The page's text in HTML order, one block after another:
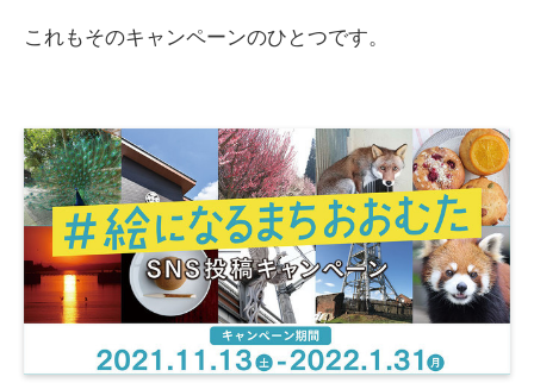
これもそのキャンペーンのひとつです。